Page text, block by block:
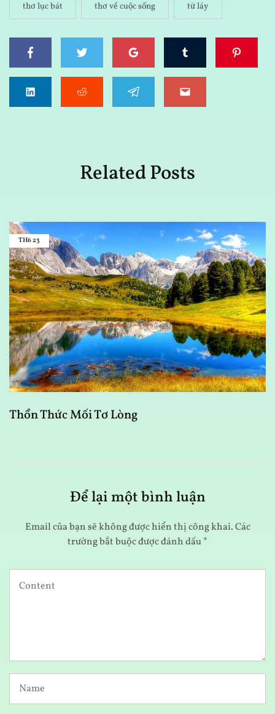
thơ lục bát thơ về cuộc sống từ láy
Related Posts
TH623
Thổn Thức Mối Tơ Lòng
Để lại một bình luận
Email của bạn sẽ không được hiển thị công khai.Các
trường bắt buộc được đánh dấu*